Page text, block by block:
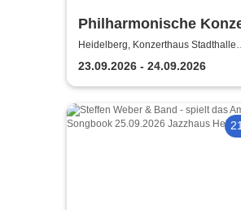
Philharmonische
Theater & Konzerthaus
Solingen
Heidelberg, Konzerthaus Stadthalle
Heidelberg
23.09.2026 - 24.09.2026